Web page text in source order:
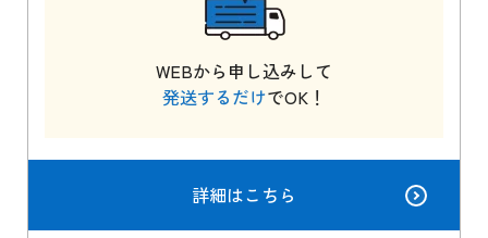
WEBから申し込みして
発送するだけでOK！
詳細はこちら